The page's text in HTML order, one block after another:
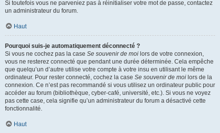
Si toutefois vous ne parveniez pas à réinitialiser votre mot de passe, contactez
un administrateur du forum.
Haut
Pourquoi suis-je automatiquement déconnecté ?
Si vous ne cochez pas la case Se souvenir de moi lors de votre connexion,
vous ne resterez connecté que pendant une durée déterminée. Cela empêche
que quelqu’un d’autre utilise votre compte à votre insu en utilisant le même
ordinateur. Pour rester connecté, cochez la case Se souvenir de moi lors de la
connexion. Ce n’est pas recommandé si vous utilisez un ordinateur public pour
accéder au forum (bibliothèque, cyber-café, université, etc.). Si vous ne voyez
pas cette case, cela signifie qu’un administrateur du forum a désactivé cette
fonctionnalité.
Haut